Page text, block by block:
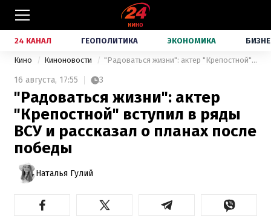
24 КАНАЛ ГЕОПОЛИТИКА ЭКОНОМИКА
Кино Киноновости "Радоваться жизни": актер "Крепостной" вступил в ряды ВСУ и рассказал о планах после победы
16 августа, 17:55 3
"Радоваться жизни": актер
"Крепостной" вступил в ряды
ВСУ и рассказал о планах после
победы
Наталья Гулий